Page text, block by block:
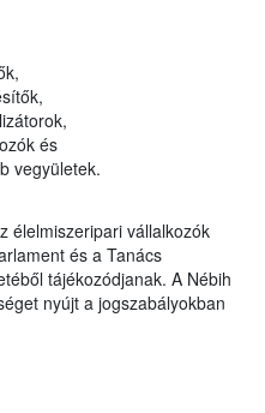
és
vegyületek.
élelmiszeripari vállalkozók
és a Tanács
tájékozódjanak. A Nébih
nyújt a jogszabályokban